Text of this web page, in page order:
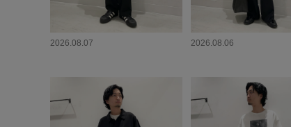
2026.08.07 2026.08.06